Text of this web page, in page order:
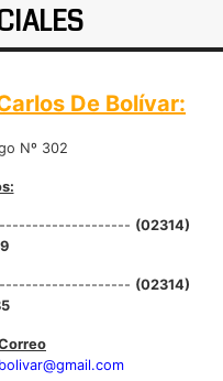
De Bolívar:
Nº 302
(02314)
(02314)